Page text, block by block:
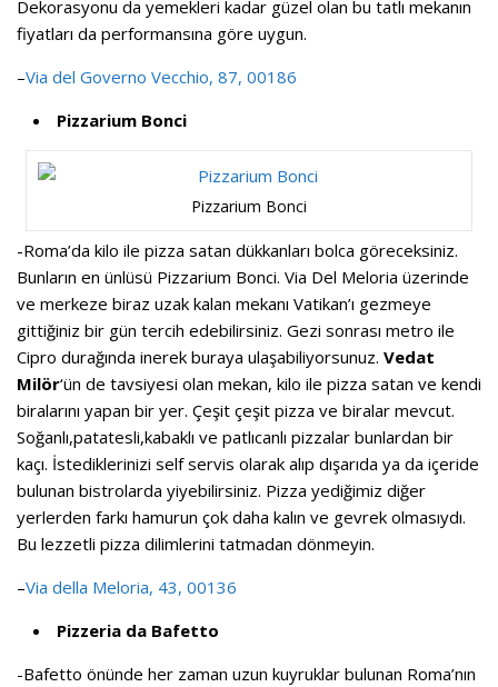
Dekorasyonu da yemekleri kadar güzel olan bu tatlı mekanın
fiyatları da performansına göre uygun.
–Via del Governo Vecchio, 87, 00186
Pizzarium Bonci
Pizzarium Bonci
-Roma’da kilo ile pizza satan dükkanları bolca göreceksiniz.
Bunların en ünlüsü Pizzarium Bonci. Via Del Meloria üzerinde
ve merkeze biraz uzak kalan mekanı Vatikan’ı gezmeye
gittiğiniz bir gün tercih edebilirsiniz. Gezi sonrası metro ile
Cipro durağında inerek buraya ulaşabiliyorsunuz. Vedat
Milör‘ün de tavsiyesi olan mekan, kilo ile pizza satan ve kendi
biralarını yapan bir yer. Çeşit çeşit pizza ve biralar mevcut.
Soğanlı,patatesli,kabaklı ve patlıcanlı pizzalar bunlardan bir
kaçı. İstediklerinizi self servis olarak alıp dışarıda ya da içeride
bulunan bistrolarda yiyebilirsiniz. Pizza yediğimiz diğer
yerlerden farkı hamurun çok daha kalın ve gevrek olmasıydı.
Bu lezzetli pizza dilimlerini tatmadan dönmeyin.
–Via della Meloria, 43, 00136
Pizzeria da Bafetto
-Bafetto önünde her zaman uzun kuyruklar bulunan Roma’nın